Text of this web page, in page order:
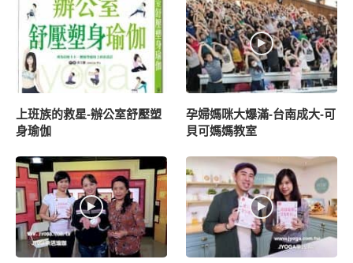
上班族的救星-辦公室舒壓塑
身瑜伽
孕婦媽咪大爆滿-台南成大-可
貝可媽媽教室